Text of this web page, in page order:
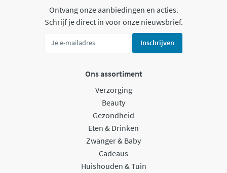
Ontvang onze aanbiedingen en acties.
Schrijf je direct in voor onze nieuwsbrief.
Inschrijven
Ons assortiment
Verzorging
Beauty
Gezondheid
Eten & Drinken
Zwanger & Baby
Cadeaus
Huishouden & Tuin